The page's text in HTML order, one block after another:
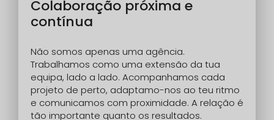
Colaboração próxima e
contínua
Não somos apenas uma agência.
Trabalhamos como uma extensão da tua
equipa, lado a lado. Acompanhamos cada
projeto de perto, adaptamo-nos ao teu ritmo
e comunicamos com proximidade. A relação é
tão importante quanto os resultados.